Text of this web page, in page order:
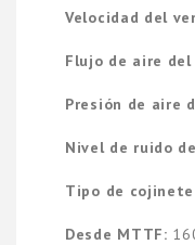
Velocidad del
Flujo de aire
Presión de aire
Nivel de ruido
Tipo de
Desde MTTF: